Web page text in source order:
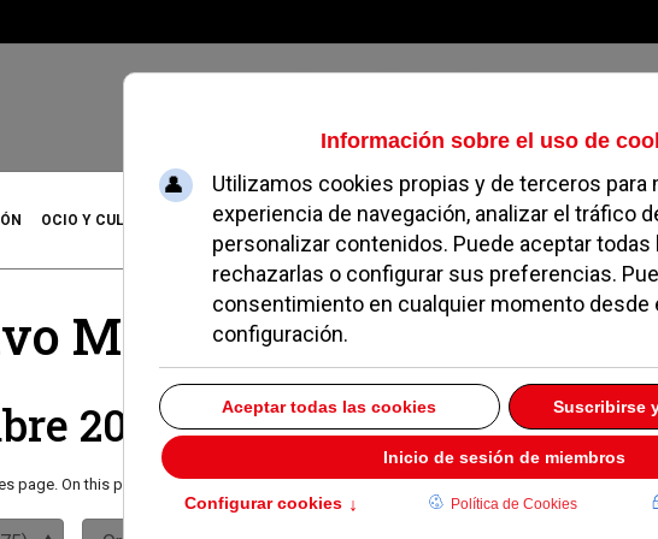
Sábado, 08 de agosto de 2026
OCIO Y CULTURA DEPORTES MADRID NOROESTE SOCIEDAD MAGAZINE
Mensual
2015
page. On this page you will find totaly75of our articles broken down into Months and Years.